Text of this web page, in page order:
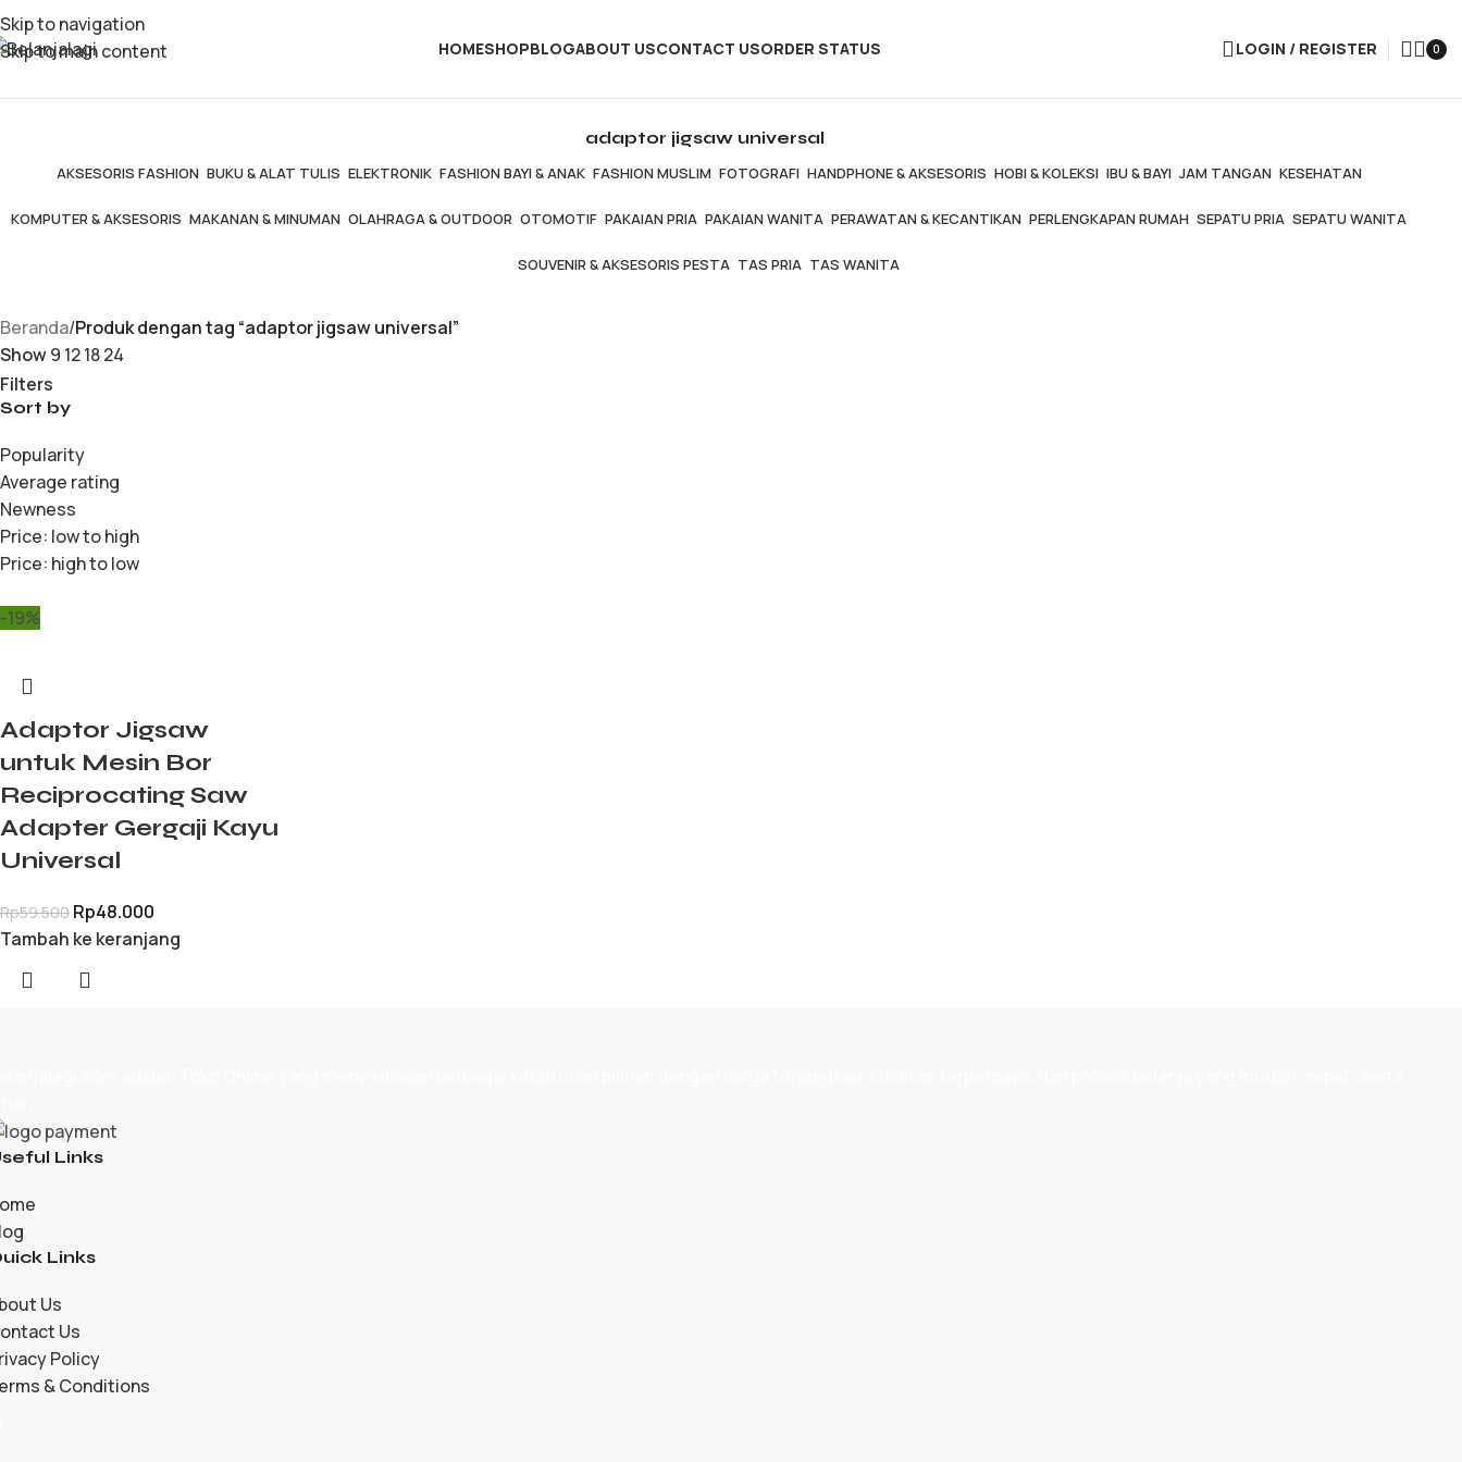
Skip to navigation
Skip to main content
HOMESHOPBLOGABOUT USCONTACT USORDER STATUS LOGIN / REGISTER 0
adaptor jigsaw universal
AKSESORIS FASHION BUKU & ALAT TULIS ELEKTRONIK FASHION BAYI & ANAK FASHION MUSLIM FOTOGRAFI HANDPHONE & AKSESORIS HOBI & KOLEKSI IBU & BAYI JAM TANGAN KESEHATAN
KOMPUTER & AKSESORIS MAKANAN & MINUMAN OLAHRAGA & OUTDOOR OTOMOTIF PAKAIAN PRIA PAKAIAN WANITA PERAWATAN & KECANTIKAN PERLENGKAPAN RUMAH SEPATU PRIA SEPATU WANITA
SOUVENIR & AKSESORIS PESTA TAS PRIA TAS WANITA
Beranda/Produk dengan tag “adaptor jigsaw universal”
Show9 121824
Filters
Sort by
Popularity
Average rating
Newness
Price: low to high
Price: high to low
-19%
Adaptor Jigsaw
untuk Mesin Bor
Reciprocating Saw
Adapter Gergaji Kayu
Universal
Rp59.500 Rp48.000
Tambah ke keranjang
Links
Links
Us
Us
Policy
& Conditions